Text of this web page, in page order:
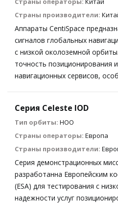
Страны производители:
Аппараты CentiSpace
сигналов глобальных
с низкой околоземной
точность позиционирования
навигационных сервисов,
Серия Celeste IOD
Тип орбиты: НОО
Страны операторы: Европа
Страны производители:
Серия демонстрационных
разработанна Европейским
(ESA) для тестирования с
надежности услуг